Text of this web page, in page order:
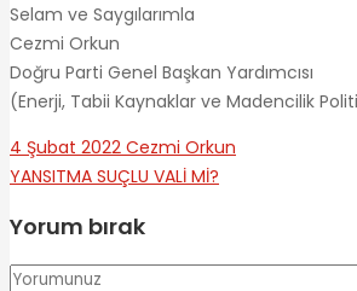
Selam ve Saygılarımla
Cezmi Orkun
Doğru Parti Genel Başkan Yardımcısı
(Enerji, Tabii Kaynaklar ve Madencilik
4 Şubat 2022 Cezmi Orkun
YANSITMA SUÇLU VALİ Mİ?
Yorum bırak